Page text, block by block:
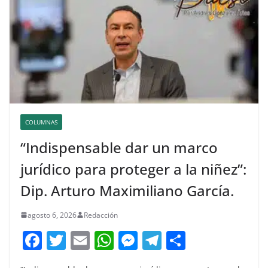
COLUMNAS
“Indispensable dar un marco
jurídico para proteger a la niñez”:
Dip. Arturo Maximiliano García.
agosto 6, 2026 Redacción
F T
w
E W M
e
T